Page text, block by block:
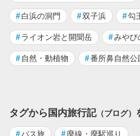
# 白浜の洞門 #双子浜 #勾
# ライオン岩と開聞岳 #みやび
# 自然・動植物 #番所鼻自然公
タグから国内旅行記（ブログ）
#バス旅 # 廃線・廃駅巡り